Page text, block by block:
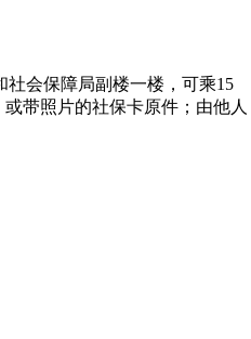
会保障局副楼一楼，可乘15
带照片的社保卡原件；由他人